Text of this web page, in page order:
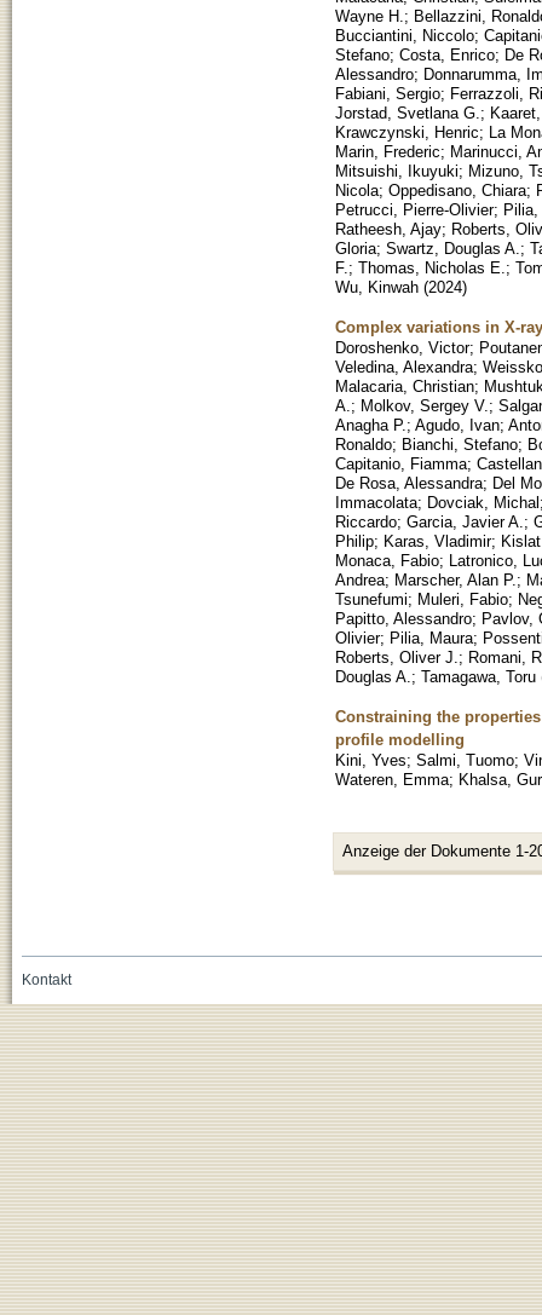
Wayne H. ; Bellazzini,
Bucciantini, Niccolo;
Stefano; Costa, Enrico; De
Alessandro; Donnarumma,
Fabiani, Sergio; Ferrazzoli,
Jorstad, Svetlana G. ;
Krawczynski, Henric; La
Marin, Frederic; Marinucci,
Mitsuishi, Ikuyuki; Mizuno,
Nicola; Oppedisano, Chiara;
Petrucci, Pierre-Olivier; Pilia,
Ratheesh, Ajay; Roberts,
Gloria; Swartz, Douglas A. ;
F. ; Thomas, Nicholas E. ;
Wu, Kinwah (2024)
Complex variations in X-
Doroshenko, Victor;
Veledina, Alexandra;
Malacaria, Christian;
A. ; Molkov, Sergey V. ;
Anagha P. ; Agudo, Ivan;
Ronaldo; Bianchi, Stefano;
Capitanio, Fiamma;
De Rosa, Alessandra; Del
Immacolata; Dovciak, Michal
Riccardo; Garcia, Javier A. ;
Philip; Karas, Vladimir;
Monaca, Fabio; Latronico,
Andrea; Marscher, Alan P. ;
Tsunefumi; Muleri, Fabio;
Papitto, Alessandro; Pavlov,
Olivier; Pilia, Maura;
Roberts, Oliver J. ; Romani,
Douglas A. ; Tamagawa, Toru
Constraining the
profile modelling
Kini, Yves; Salmi, Tuomo;
Wateren, Emma; Khalsa,
Anzeige der Dokumente 1-
Kontakt